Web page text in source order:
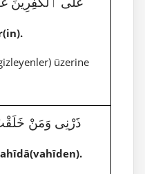
üzerine
5504|74|11|ذَرْنِى وَمَنْ